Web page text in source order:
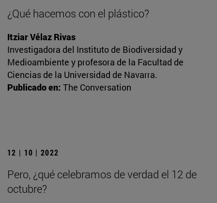
¿Qué hacemos con el plástico?
Itziar Vélaz Rivas
Investigadora del Instituto de Biodiversidad y
Medioambiente y profesora de la Facultad de
Ciencias de la Universidad de Navarra.
Publicado en: The Conversation
12 | 10 | 2022
Pero, ¿qué celebramos de verdad el 12 de
octubre?